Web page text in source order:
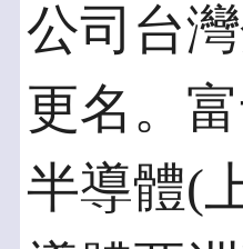
公司台
更名。
半導體(